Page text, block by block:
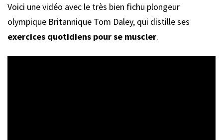
Voici une vidéo avec le très bien fichu plongeur
olympique Britannique Tom Daley, qui distille ses
exercices quotidiens pour se muscler.